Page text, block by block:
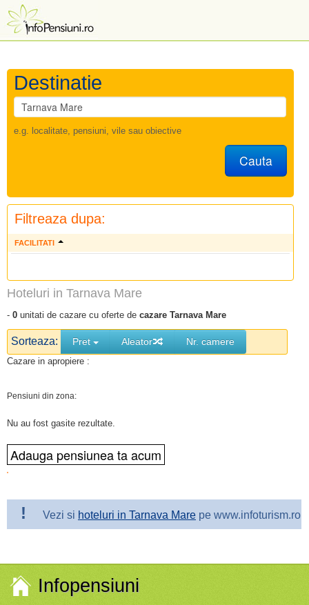
Destinatie
e.g. localitate, pensiuni, vile sau obiective
Cauta
Filtreaza dupa:
FACILITATI
Hoteluri in Tarnava Mare
- 0 unitati de cazare cu oferte de cazare Tarnava Mare
Sorteaza: Pret Aleator Nr. camere
Cazare in apropiere :
Pensiuni din zona:
Nu au fost gasite rezultate.
! Vezi si hoteluri in Tarnava Mare pe www.infoturism.ro
Infopensiuni